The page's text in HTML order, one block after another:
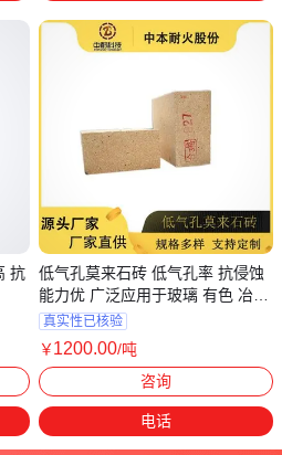
抗
低气孔莫来石砖 低气孔率 抗侵蚀
能力优 广泛应用于玻璃 有色 冶金
行业
真实性已核验
￥1200.00/吨
咨询
电话